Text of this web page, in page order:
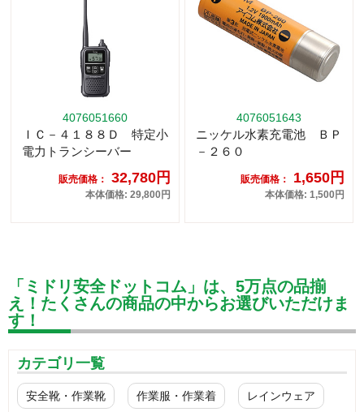
4076051660
ＩＣ－４１８８Ｄ 特定小
電力トランシーバー
販売価格： 32,780円
本体価格: 29,800円
4076051643
ニッケル水素充電池 ＢＰ
－２６０
販売価格： 1,650円
本体価格: 1,500円
「ミドリ安全ドットコム」は、5万点の品揃
え！たくさんの商品の中からお選びいただけま
す！
カテゴリ一覧
安全靴・作業靴 作業服・作業着 レインウェア